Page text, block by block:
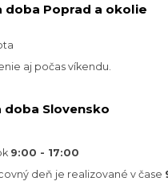
doba Poprad a okolie
aj počas víkendu.
doba Slovensko
9:00 - 17:00
deň je realizované v čase